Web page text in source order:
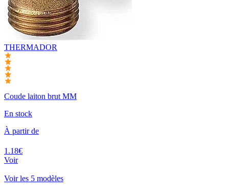
THERMADOR
Coude laiton brut MM
En stock
À partir de
1.18€
Voir
Voir les 5 modèles